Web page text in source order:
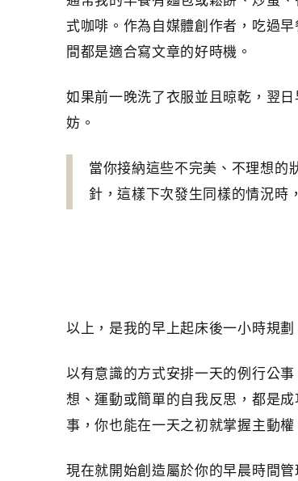
式咖啡。作為自媒體創作者，吃過
間都是適合寫文章的好時機。
如果前一晚洗了衣服並且晾乾，翌
妨。
當你接納這些不完美、不理想的
針，這樣下次發生同樣的情況時
以上，是我的早上起床後一小時規劃
以有意識的方式安排一天的例行公
想、運動或簡單的自我反思，都是
事，你也能在一天之初就掌握主動
現在就開始創造屬於你的早晨時間